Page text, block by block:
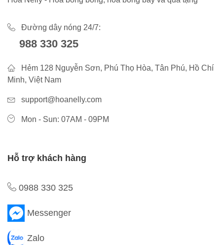
Đường dây nóng 24/7:
988 330 325
Hẻm 128 Nguyễn Sơn, Phú Thọ Hòa, Tân Phú, Hồ Chí
Minh, Việt Nam
support@hoanelly.com
Mon - Sun: 07AM - 09PM
Hỗ trợ khách hàng
0988 330 325
Messenger
Zalo